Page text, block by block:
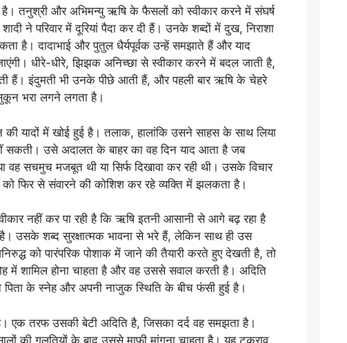
है। तनुश्री और अभिमन्यु ऋषि के फैसलों को स्वीकार करने में संघर्ष
ने परिवार में दूरियां पैदा कर दी हैं। उनके शब्दों में दुख, निराशा
दादाभाई और पुतुल धैर्यपूर्वक उन्हें समझाते हैं और याद
धीरे-धीरे, झिझक अनिच्छा से स्वीकार करने में बदल जाती है,
हैं। इंदुमती भी उनके पीछे आती हैं, और पहली बार ऋषि के चेहरे
भरा लगने लगता है।
यादों में खोई हुई है। तलाक, हालांकि उसने साहस के साथ लिया
सकती। उसे अदालत के बाहर का वह दिन याद आता है जब
सचमुच मजबूत थी या सिर्फ दिखावा कर रही थी। उसके विचार
को फिर से संवारने की कोशिश कर रहे व्यक्ति में झलकता है।
नहीं कर पा रही है कि ऋषि इतनी आसानी से आगे बढ़ रहा है
उसके शब्द सुरक्षात्मक भावना से भरे हैं, लेकिन साथ ही उस
को पारंपरिक पोशाक में जाने की तैयारी करते हुए देखती है, तो
में शामिल होना चाहता है और वह उससे सवाल करती है। अदिति
के स्नेह और अपनी नाजुक स्थिति के बीच फंसी हुई है।
एक तरफ उसकी बेटी अदिति है, जिसका दर्द वह समझता है।
की गलतियों के बाद उससे माफी मांगना चाहता है। यह टकराव